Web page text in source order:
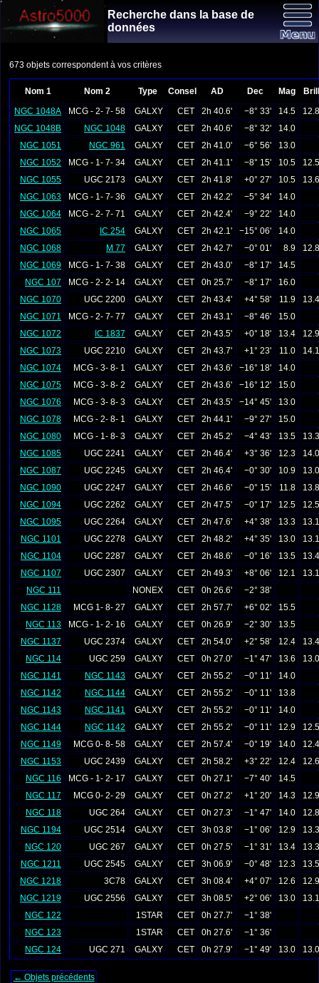
Recherche dans la base de
données
673 objets correspondent à vos critères
Nom 1 Nom 2 Type Consel AD Dec Mag
Brill
NGC 1048A
MCG - 2- 7- 58 GALXY CET 2h 40.6' −8° 33' 14.5
12.8
NGC 1048B
NGC 1048 GALXY CET 2h 40.6' −8° 32'
14.0
NGC 1051
NGC 961 GALXY CET 2h 41.0' −6° 56'
13.0
NGC 1052
MCG - 1- 7- 34 GALXY CET 2h 41.1' −8° 15' 10.5
12.5
NGC 1055
UGC 2173 GALXY CET 2h 41.8' +0° 27' 10.5
13.6
NGC 1063
MCG - 1- 7- 36 GALXY CET 2h 42.2' −5° 34'
14.0
NGC 1064
MCG - 2- 7- 71 GALXY CET 2h 42.4' −9° 22'
14.0
NGC 1065
IC 254 GALXY CET 2h 42.1' −15° 06'
14.0
NGC 1068
M 77 GALXY CET 2h 42.7' −0° 01' 8.9
12.8
NGC 1069
MCG - 1- 7- 38 GALXY CET 2h 43.0' −8° 17'
14.5
NGC 107
MCG - 2- 2- 14 GALXY CET 0h 25.7' −8° 17'
16.0
NGC 1070
UGC 2200 GALXY CET 2h 43.4' +4° 58' 11.9
13.4
NGC 1071
MCG - 2- 7- 77 GALXY CET 2h 43.1' −8° 46'
15.0
NGC 1072
IC 1837 GALXY CET 2h 43.5' +0° 18' 13.4
12.9
NGC 1073
UGC 2210 GALXY CET 2h 43.7' +1° 23' 11.0
14.1
NGC 1074
MCG - 3- 8- 1 GALXY CET 2h 43.6' −16° 18'
14.0
NGC 1075
MCG - 3- 8- 2 GALXY CET 2h 43.6' −16° 12'
15.0
NGC 1076
MCG - 3- 8- 3 GALXY CET 2h 43.5' −14° 45'
13.0
NGC 1078
MCG - 2- 8- 1 GALXY CET 2h 44.1' −9° 27'
15.0
NGC 1080
MCG - 1- 8- 3 GALXY CET 2h 45.2' −4° 43' 13.5
13.3
NGC 1085
UGC 2241 GALXY CET 2h 46.4' +3° 36' 12.3
14.0
NGC 1087
UGC 2245 GALXY CET 2h 46.4' −0° 30' 10.9
13.0
NGC 1090
UGC 2247 GALXY CET 2h 46.6' −0° 15' 11.8
13.8
NGC 1094
UGC 2262 GALXY CET 2h 47.5' −0° 17' 12.5
12.5
NGC 1095
UGC 2264 GALXY CET 2h 47.6' +4° 38' 13.3
13.1
NGC 1101
UGC 2278 GALXY CET 2h 48.2' +4° 35' 13.0
13.1
NGC 1104
UGC 2287 GALXY CET 2h 48.6' −0° 16' 13.5
13.4
NGC 1107
UGC 2307 GALXY CET 2h 49.3' +8° 06' 12.1
13.1
NGC 111
NONEX CET 0h 26.6'
−2° 38'
NGC 1128
MCG 1- 8- 27 GALXY CET 2h 57.7' +6° 02'
15.5
NGC 113
MCG - 1- 2- 16 GALXY CET 0h 26.9' −2° 30'
13.5
NGC 1137
UGC 2374 GALXY CET 2h 54.0' +2° 58' 12.4
13.4
NGC 114
UGC 259 GALXY CET 0h 27.0' −1° 47' 13.6
13.0
NGC 1141
NGC 1143 GALXY CET 2h 55.2' −0° 11'
14.0
NGC 1142
NGC 1144 GALXY CET 2h 55.2' −0° 11'
13.8
NGC 1143
NGC 1141 GALXY CET 2h 55.2' −0° 11'
14.0
NGC 1144
NGC 1142 GALXY CET 2h 55.2' −0° 11' 12.9
12.5
NGC 1149
MCG 0- 8- 58 GALXY CET 2h 57.4' −0° 19' 14.0
12.4
NGC 1153
UGC 2439 GALXY CET 2h 58.2' +3° 22' 12.4
12.6
NGC 116
MCG - 1- 2- 17 GALXY CET 0h 27.1' −7° 40'
14.5
NGC 117
MCG 0- 2- 29 GALXY CET 0h 27.2' +1° 20' 14.3
12.9
NGC 118
UGC 264 GALXY CET 0h 27.3' −1° 47' 14.0
12.8
NGC 1194
UGC 2514 GALXY CET 3h 03.8' −1° 06' 12.9
13.3
NGC 120
UGC 267 GALXY CET 0h 27.5' −1° 31' 13.4
13.3
NGC 1211
UGC 2545 GALXY CET 3h 06.9' −0° 48' 12.3
13.5
NGC 1218
3C78 GALXY CET 3h 08.4' +4° 07' 12.6
12.9
NGC 1219
UGC 2556 GALXY CET 3h 08.5' +2° 06' 13.0
13.1
NGC 122
1STAR CET 0h 27.7'
−1° 38'
NGC 123
1STAR CET 0h 27.6'
−1° 36'
NGC 124
UGC 271 GALXY CET 0h 27.9' −1° 49' 13.0 13.0
← Objets précédents